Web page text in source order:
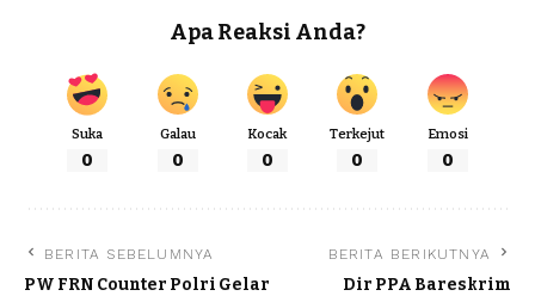
Apa Reaksi Anda?
Suka
0
Galau
0
Kocak
0
Terkejut
0
Emosi
0
BERITA SEBELUMNYA
PW FRN Counter Polri Gelar
BERITA BERIKUTNYA
Dir PPA Bareskrim